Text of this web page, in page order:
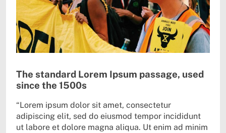
The standard Lorem Ipsum passage, used
since the 1500s
“Lorem ipsum dolor sit amet, consectetur
adipiscing elit, sed do eiusmod tempor incididunt
ut labore et dolore magna aliqua. Ut enim ad minim